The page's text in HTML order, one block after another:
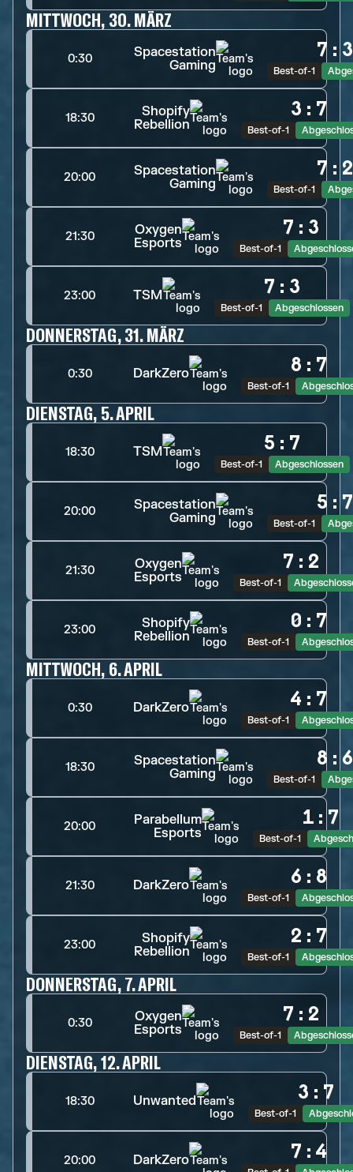
MITTWOCH, 30. MÄRZ
0:30
Spacestation
Gaming
7 :
Best-of-1
18:30
Shopify
Rebellion
3 : 7
Best-of-1
20:00
Spacestation
Gaming
7 :
Best-of-1
21:30
Oxygen
Esports
7 : 3
Best-of-1
23:00 TSM 7 : 3
Best-of-1 Abgeschlossen
DONNERSTAG, 31. MÄRZ
0:30 DarkZero 8 : 7
Best-of-1
DIENSTAG, 5. APRIL
18:30 TSM 5 : 7
Best-of-1 Abgeschlossen
20:00
Spacestation
Gaming
5 :
Best-of-1
21:30
Oxygen
Esports
7 : 2
Best-of-1
23:00
Shopify
Rebellion
0 : 7
Best-of-1
MITTWOCH, 6. APRIL
0:30 DarkZero 4 : 7
Best-of-1
18:30
Spacestation
Gaming
8 :
Best-of-1
20:00
Parabellum
Esports
1 : 7
Best-of-1
21:30 DarkZero 6 : 8
Best-of-1
23:00
Shopify
Rebellion
2 : 7
Best-of-1
DONNERSTAG, 7. APRIL
0:30
Oxygen
Esports
7 : 2
Best-of-1
DIENSTAG, 12. APRIL
18:30 Unwanted 3 : 7
Best-of-1
20:00 DarkZero 7 : 4